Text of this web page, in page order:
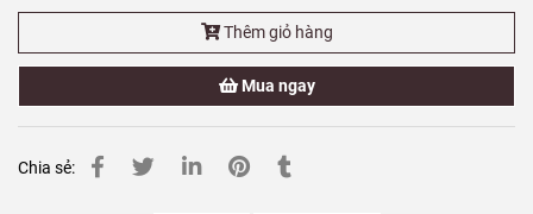
Thêm giỏ hàng
Mua ngay
Chia sẻ: